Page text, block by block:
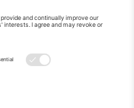
პირი იცვლება